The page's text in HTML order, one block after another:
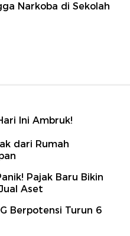
Narkoba di Sekolah
Ini Ambruk!
dari Rumah
Pajak Baru Bikin
Aset
Berpotensi Turun 6